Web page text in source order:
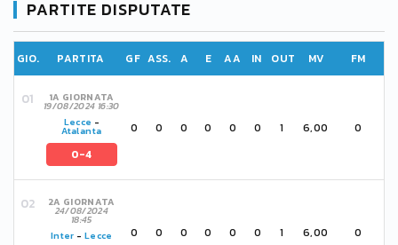
PARTITE DISPUTATE
GIO. PARTITA GF ASS. A E AA IN OUT MV FM
1A GIORNATA
19/08/2024 16:30
Lecce -
Atalanta
0-4
0 0 0 0 0 0 1 6,00 0
2A GIORNATA
24/08/2024
18:45
Inter - Lecce 0 0 0 0 0 0 1 6,00 0